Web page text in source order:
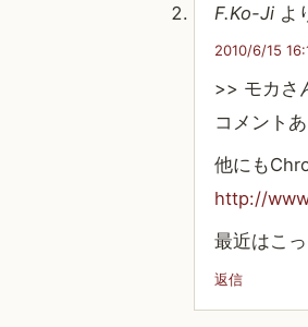
F.Ko-Ji よ
2010/6/15
>> モカさ
コメント
他にも
http://
最近はこ
返信